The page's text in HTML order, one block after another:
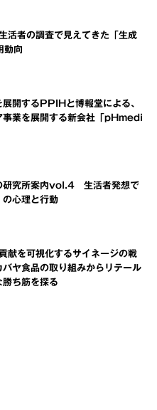
活者の調査で見えてきた「生成
動向
展開するPPIHと博報堂による、
事業を展開する新会社「pHmedi
研究所案内vol.4 生活者発想で
の心理と行動
献を可視化するサイネージの戦
バヤ食品の取り組みからリテール
勝ち筋を探る